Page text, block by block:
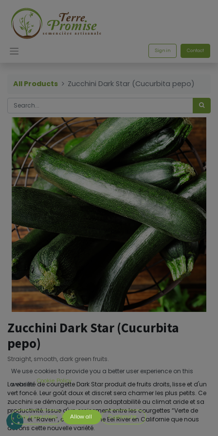
Sign in Contact
All Products Zucchini Dark Star (Cucurbita pepo)
Zucchini Dark Star (Cucurbita
pepo)
Straight, smooth, dark green fruits.
La variété de courgette Dark Star produit de fruits droits, lisse et d'un
vert foncé. Leur goût doux et discret sera charmer les plus petits. Ce
zucchini se démarque pour son adaptabilité au climat aride et sa
productivité. Issue d'un croisement entre les courgettes “Verte de
Milan” et “Raven”, c'est à la ferme Eel River en Californie que nous
devons cette nouvelle variété.
We use cookies to provide you a better user experience on this
website. Cookie Policy
Only essentials Allow all Customize